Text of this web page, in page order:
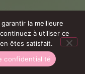
Centre
Orleans,
la meilleure
à utiliser ce
êtes satisfait.
confidentialité